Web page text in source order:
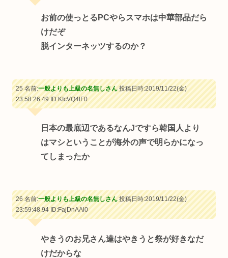
お前の使っとるPCやらスマホは中華部品だら
けだぞ
脱インターネッツするのか？
25 名前:一般よりも上級の名無しさん投稿日時:2019/11/22(金)
23:58:26.49ID:KIcVQ4lF0
日本の最底辺であるなんJですら韓国人より
はマシということが海外の声で明らかになっ
てしまったか
26 名前:一般よりも上級の名無しさん投稿日時:2019/11/22(金)
23:59:48.94ID:FajDnAAl0
やきうのお兄さん達はやきうと祭が好きなだ
けだからな